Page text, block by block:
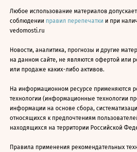
Любое использование материалов
соблюдении правил перепечатки и при
vedomosti.ru
Новости, аналитика, прогнозы и другие
на данном сайте, не являются офертой или
или продаже каких-либо активов.
На информационном ресурсе применяются
технологии (информационные технологии
информации на основе сбора,
относящихся к предпочтениям
находящихся на территории Российской
Правила применения рекомендательных